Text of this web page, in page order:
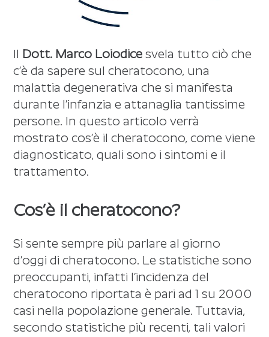
Il Dott. Marco Loiodice svela tutto ciò che
c’è da sapere sul cheratocono, una
malattia degenerativa che si manifesta
durante l’infanzia e attanaglia tantissime
persone. In questo articolo verrà
mostrato cos’è il cheratocono, come viene
diagnosticato, quali sono i sintomi e il
trattamento.
Cos’è il cheratocono?
Si sente sempre più parlare al giorno
d’oggi di cheratocono. Le statistiche sono
preoccupanti, infatti l’incidenza del
cheratocono riportata è pari ad 1 su 2000
casi nella popolazione generale. Tuttavia,
secondo statistiche più recenti, tali valori